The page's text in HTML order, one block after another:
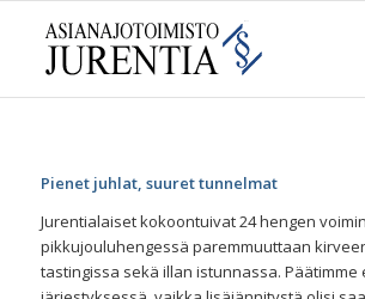
Pienet juhlat, suuret tunnelmat
Jurentialaiset kokoontuivat 24 hengen
pikkujouluhengessä paremmuuttaan
tastingissa sekä illan istunnassa.